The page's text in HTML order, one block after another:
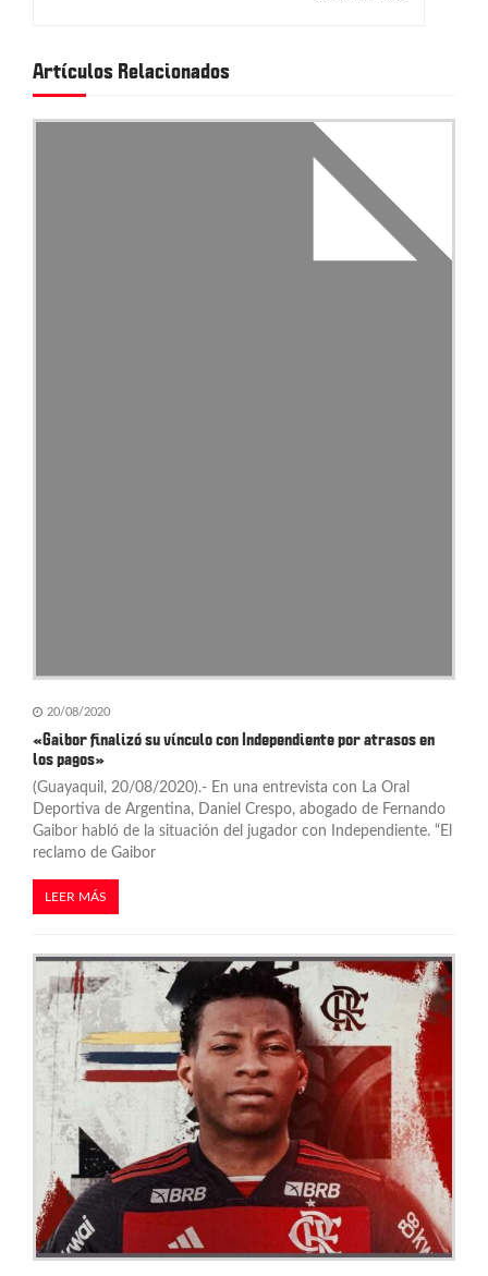
i
ó
Artículos Relacionados
20/08/2020
«Gaibor finalizó su vínculo con Independiente por atrasos en
los pagos»
(Guayaquil, 20/08/2020).- En una entrevista con La Oral
Deportiva de Argentina, Daniel Crespo, abogado de Fernando
Gaibor habló de la situación del jugador con Independiente. “El
reclamo de Gaibor
LEER MÁS